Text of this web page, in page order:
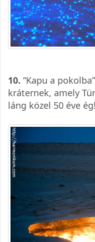
10. “Kapu a
kráternek, amely
láng közel 50 éve ég!